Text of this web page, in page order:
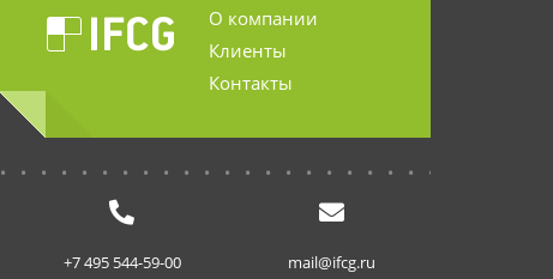
О компании
Клиенты
Контакты
+7 495 544-59-00 mail@ifcg.ru